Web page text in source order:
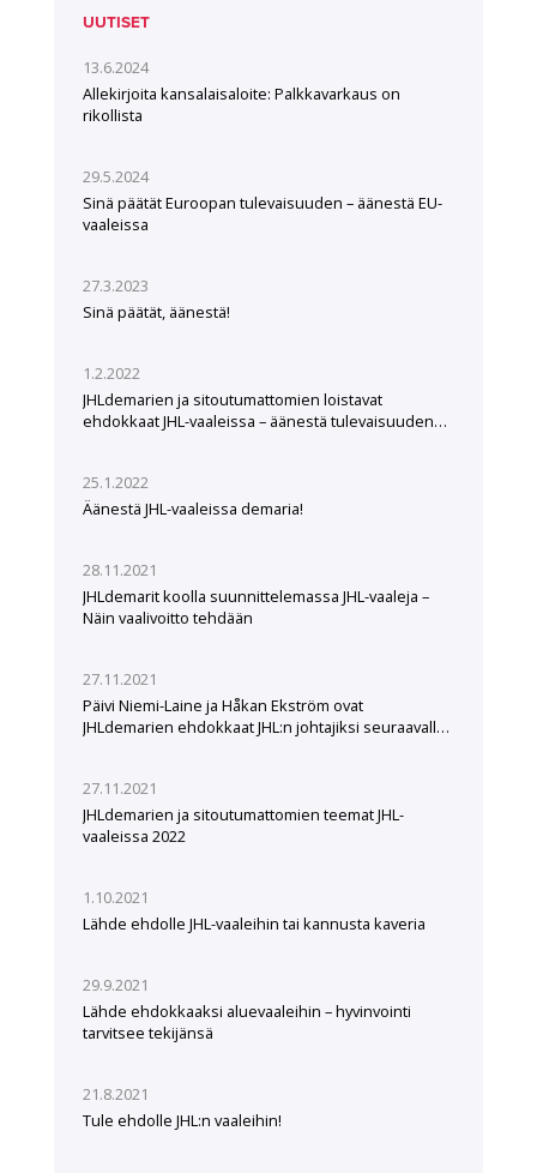
UUTISET
13.6.2024
Allekirjoita kansalaisaloite: Palkkavarkaus on
rikollista
29.5.2024
Sinä päätät Euroopan tulevaisuuden – äänestä EU-
vaaleissa
27.3.2023
Sinä päätät, äänestä!
1.2.2022
JHLdemarien ja sitoutumattomien loistavat
ehdokkaat JHL-vaaleissa – äänestä tulevaisuuden
25.1.2022
Äänestä JHL-vaaleissa demaria!
28.11.2021
JHLdemarit koolla suunnittelemassa JHL-vaaleja –
Näin vaalivoitto tehdään
27.11.2021
Päivi Niemi-Laine ja Håkan Ekström ovat
JHLdemarien ehdokkaat JHL:n johtajiksi seuraavalle
27.11.2021
JHLdemarien ja sitoutumattomien teemat JHL-
vaaleissa 2022
1.10.2021
Lähde ehdolle JHL-vaaleihin tai kannusta kaveria
29.9.2021
Lähde ehdokkaaksi aluevaaleihin – hyvinvointi
tarvitsee tekijänsä
21.8.2021
Tule ehdolle JHL:n vaaleihin!